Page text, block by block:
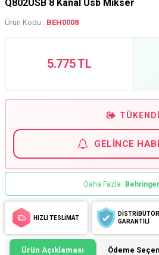
Q802USB 8 Kanal Usb Mikser
Ürün Kodu : BEH0008
5.775 TL
TÜKENDI
GELINCE
Daha Fazla Behringer
HIZLI TESLİMAT
DİSTRİBÜTÖR
GARANTİLİ
Ürün Açıklaması Ödeme